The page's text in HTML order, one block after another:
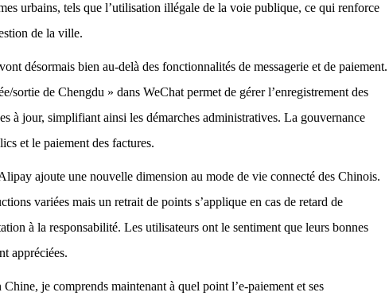
urbains, tels que l’utilisation illégale de la voie publique, ce qui renforce
de la ville.
désormais bien au-delà des fonctionnalités de messagerie et de paiement.
sortie de Chengdu » dans WeChat permet de gérer l’enregistrement des
à jour, simplifiant ainsi les démarches administratives. La gouvernance
et le paiement des factures.
ajoute une nouvelle dimension au mode de vie connecté des Chinois.
variées mais un retrait de points s’applique en cas de retard de
à la responsabilité. Les utilisateurs ont le sentiment que leurs bonnes
appréciées.
je comprends maintenant à quel point l’e-paiement et ses